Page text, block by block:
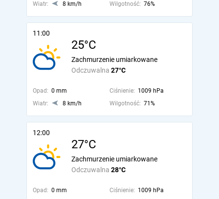
Wiatr:
8 km/h Wilgotność: 76%
11:00
25°C
Odczuwalna 27°C
Zachmurzenie umiarkowane
Opad: 0 mm Ciśnienie: 1009 hPa
Wiatr:
8 km/h Wilgotność: 71%
12:00
27°C
Odczuwalna 28°C
Zachmurzenie umiarkowane
Opad: 0 mm Ciśnienie: 1009 hPa